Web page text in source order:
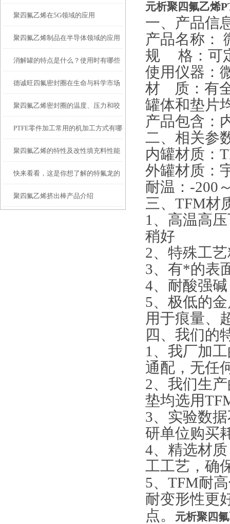
应用
聚四氟乙烯在5G领域的应用
聚四氟乙烯制品在半导体领域的应用
消解罐的特点是什么？使用时有哪些
注意事项？
德诚旺四氟密封圈在生命与科学市场
的应用
聚四氟乙烯密封圈的温度、压力和咬
合间隙
PTFE零件加工常用的机加工方式有哪
几种？
聚四氟乙烯的特性及改性填充料性能
快来看看，这是你想了解的特氟龙的
应用范围吗？
聚四氟乙烯挤出棒产品介绍
元析聚四氟乙烯
一、产品信
产品名称：
规 格：可
使用仪器：
材 质：有全
罐体和垫片
产品包含：
二、相关参
内罐材质：
外罐材质：
耐温：-200
三、TFM材
1、高温高
稍好
2、特殊工
3、有*的表
4、耐酸强
5、极低的
用于痕量、
四、我们的
1、我厂加
通配，无任
2、我们生
垫均选用
3、实验数
研单位购买
4、精选材
工工艺，确
5、TFM耐
耐变形性更
点。
元析聚四